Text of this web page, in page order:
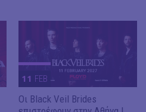
11 FEB
Οι Black Veil Brides